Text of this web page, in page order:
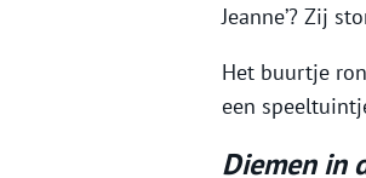
Jeanne’? Zij
Het buurtje
een
Diemen in